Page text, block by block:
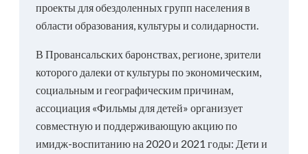
проекты для обездоленных групп населения в
области образования, культуры и солидарности.
В Провансальских баронствах, регионе, зрители
которого далеки от культуры по экономическим,
социальным и географическим причинам,
ассоциация «Фильмы для детей» организует
совместную и поддерживающую акцию по
имидж-воспитанию на 2020 и 2021 годы: Дети и